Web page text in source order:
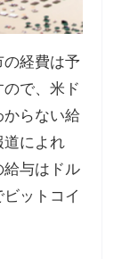
経費は予
で、米ド
らない給
道によれ
与はドル
ットコイ